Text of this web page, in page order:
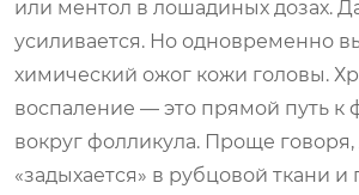
или ментол в лошадиных дозах.
усиливается. Но одновременно
химический ожог кожи головы.
воспаление — это прямой путь к
вокруг фолликула. Проще говоря,
«задыхается» в рубцовой ткани и